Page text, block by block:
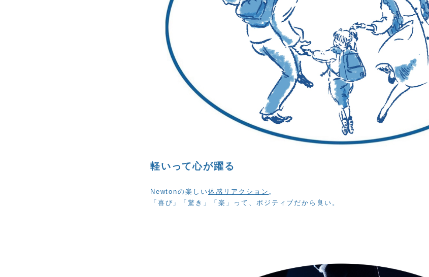
軽いって心が躍る
Newtonの楽しい体感リアクション 。
「喜び」「驚き」「楽」って、ポジティブだから良い。